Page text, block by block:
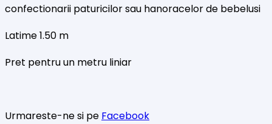
confectionarii paturicilor sau hanoracelor de bebelusi
Latime 1.50 m
Pret pentru un metru liniar
Urmareste-ne si pe Facebook